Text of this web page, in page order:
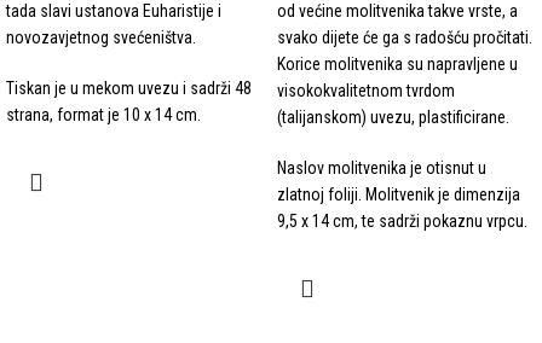
tada slavi ustanova Euharistije i
novozavjetnog svećeništva.
Tiskan je u mekom uvezu i sadrži 48
strana, format je 10 x 14 cm.
od većine molitvenika takve vrste, a
svako dijete će ga s radošću pročitati.
Korice molitvenika su napravljene u
visokokvalitetnom tvrdom
(talijanskom) uvezu, plastificirane.
Naslov molitvenika je otisnut u
zlatnoj foliji. Molitvenik je dimenzija
9,5 x 14 cm, te sadrži pokaznu vrpcu.